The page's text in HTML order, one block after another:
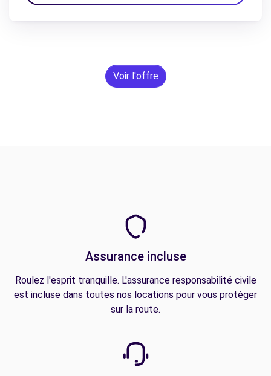
Voir l'offre
Assurance incluse
Roulez l'esprit tranquille. L'assurance responsabilité civile
est incluse dans toutes nos locations pour vous protéger
sur la route.